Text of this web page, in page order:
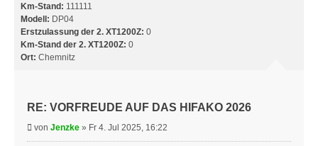
Km-Stand: 111111
Modell: DP04
Erstzulassung der 2. XT1200Z: 0
Km-Stand der 2. XT1200Z: 0
Ort: Chemnitz
RE: VORFREUDE AUF DAS HIFAKO 2026
B
e
von Jenzke » Fr 4. Jul 2025, 16:22